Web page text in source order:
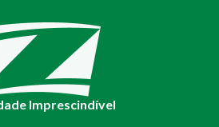
Imprescindível